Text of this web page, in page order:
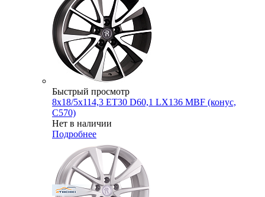
Быстрый просмотр
8x18/5x114,3 ET30 D60,1 LX136 MBF (конус,
C570)
Нет в наличии
Подробнее